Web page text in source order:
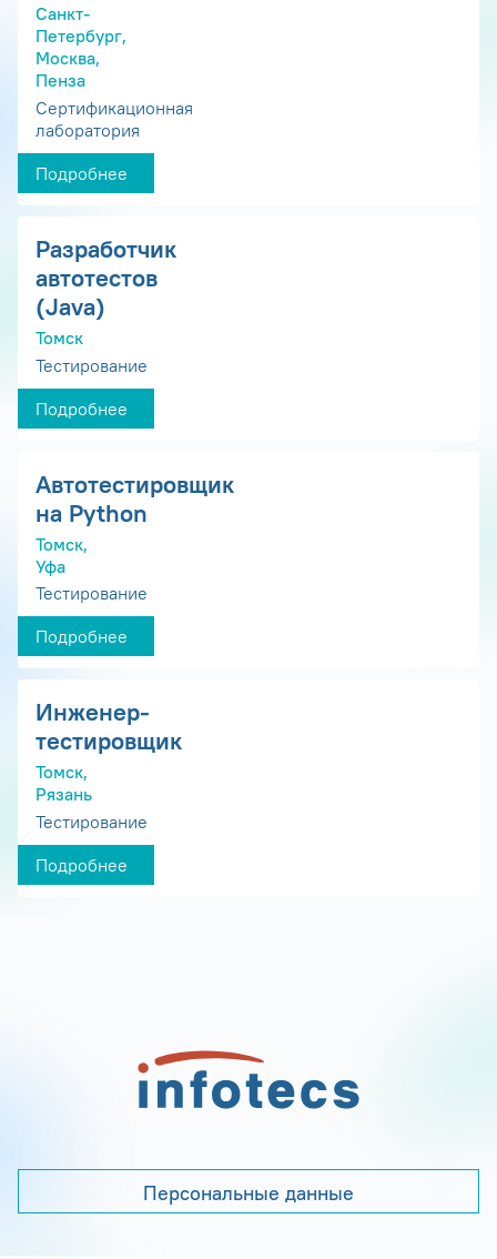
Санкт-
Петербург,
Москва,
Пенза
Сертификационная
лаборатория
Подробнее
Разработчик
автотестов
(Java)
Томск
Тестирование
Подробнее
Автотестировщик
на Python
Томск,
Уфа
Тестирование
Подробнее
Инженер-
тестировщик
Томск,
Рязань
Тестирование
Подробнее
Персональные данные